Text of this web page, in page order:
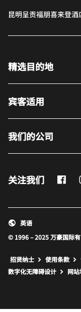
昆明呈贡福朋喜来登酒
精选目的地
宾客适用
我们的公司
关注我们
© 1996 – 2025 万豪国际
英语
招贤纳士 使用条款
数字化无障碍设计
网